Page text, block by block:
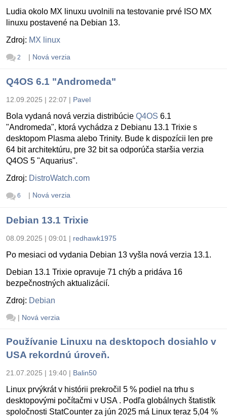
Ludia okolo MX linuxu uvolnili na testovanie prvé ISO MX
linuxu postavené na Debian 13.
Zdroj: MX linux
2 | Nová verzia
Q4OS 6.1 "Andromeda"
12.09.2025 | 22:07 | Pavel
Bola vydaná nová verzia distribúcie Q4OS 6.1
"Andromeda", ktorá vychádza z Debianu 13.1 Trixie s
desktopom Plasma alebo Trinity. Bude k dispozícii len pre
64 bit architektúru, pre 32 bit sa odporúča staršia verzia
Q4OS 5 "Aquarius".
Zdroj: DistroWatch.com
6 | Nová verzia
Debian 13.1 Trixie
08.09.2025 | 09:01 | redhawk1975
Po mesiaci od vydania Debian 13 vyšla nová verzia 13.1.
Debian 13.1 Trixie opravuje 71 chýb a pridáva 16
bezpečnostných aktualizácií.
Zdroj: Debian
| Nová verzia
Používanie Linuxu na desktopoch dosiahlo v
USA rekordnú úroveň.
21.07.2025 | 19:40 | Balin50
Linux prvýkrát v histórii prekročil 5 % podiel na trhu s
desktopovými počítačmi v USA . Podľa globálnych štatistík
spoločnosti StatCounter za jún 2025 má Linux teraz 5,04 %